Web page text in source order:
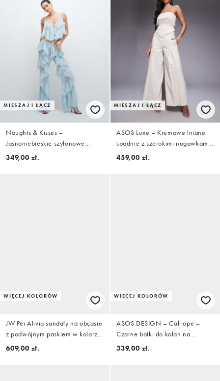
MIESZAJ I ŁĄCZ
Noughts & Kisses –
Jasnoniebieskie szyfonowe
spodnie z szerokimi nogawkami i
349,00 zł.
MIESZAJ I ŁĄCZ
ASOS Luxe – Kremowe lniane
spodnie z szerokimi nogawkami i
zakładkami, część zestawu
459,00 zł.
WIĘCEJ KOLORÓW
JW Pei Alivia sandały na obcasie
z podwójnym paskiem w kolorze
baby pink
609,00 zł.
WIĘCEJ KOLORÓW
ASOS DESIGN – Calliope –
Czarne botki do kolan na
obcasie z ozdobnym szwem
339,00 zł.